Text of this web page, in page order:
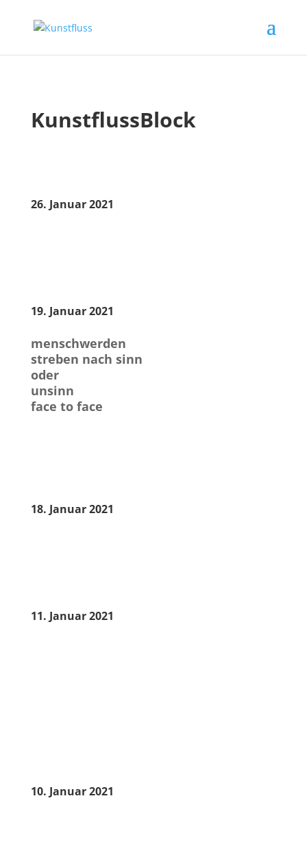
KunstflussBlock
26. Januar 2021
19. Januar 2021
menschwerden
streben nach sinn
oder
unsinn
face to face
18. Januar 2021
11. Januar 2021
10. Januar 2021